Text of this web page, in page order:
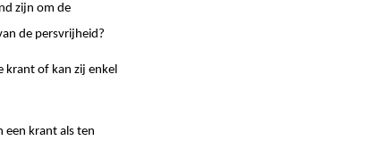
zijn om de
de persvrijheid?
krant of kan zij enkel
een krant als ten